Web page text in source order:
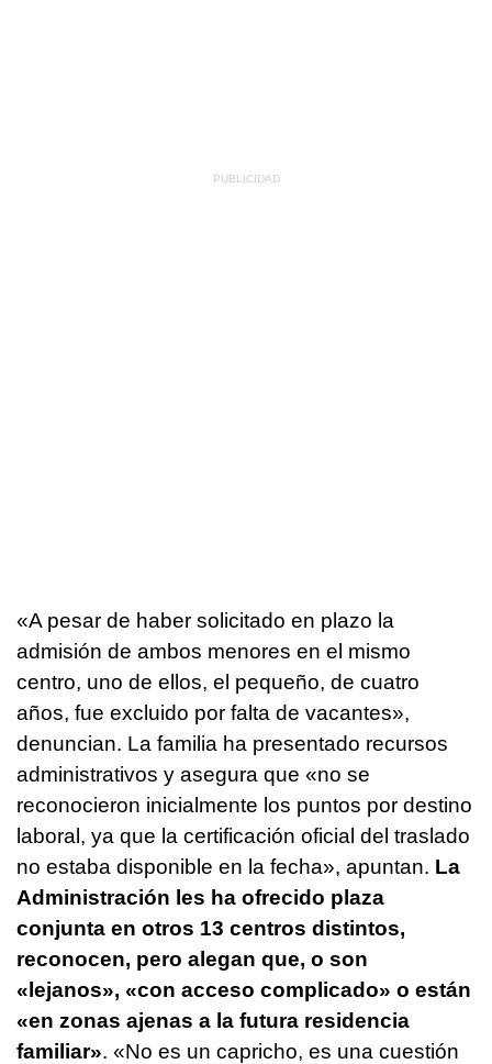
«A pesar de haber solicitado en plazo la
admisión de ambos menores en el mismo
centro, uno de ellos, el pequeño, de cuatro
años, fue excluido por falta de vacantes»,
denuncian. La familia ha presentado recursos
administrativos y asegura que «no se
reconocieron inicialmente los puntos por destino
laboral, ya que la certificación oficial del traslado
no estaba disponible en la fecha», apuntan. La
Administración les ha ofrecido plaza
conjunta en otros 13 centros distintos,
reconocen, pero alegan que, o son
«lejanos», «con acceso complicado» o están
«en zonas ajenas a la futura residencia
familiar». «No es un capricho, es una cuestión